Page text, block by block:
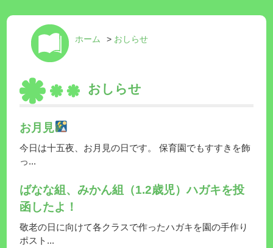
ホーム > おしらせ
おしらせ
お月見
今日は十五夜、お月見の日です。 保育園でもすすきを飾
っ...
ばなな組、みかん組（1.2歳児）ハガキを投
函したよ！
敬老の日に向けて各クラスで作ったハガキを園の手作り
ポスト...